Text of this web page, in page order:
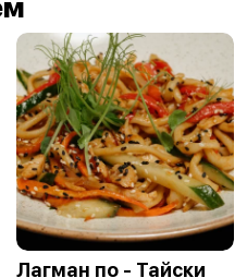
Лагман по - Тайски